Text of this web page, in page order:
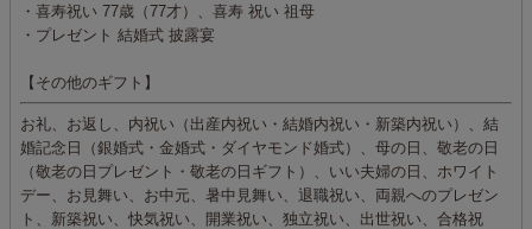
・喜寿祝い 77歳（77才）、喜寿 祝い 祖母
・プレゼント 結婚式 披露宴
【その他のギフト】
お礼、お返し、内祝い（出産内祝い・結婚内祝い・新築内祝い）、結
婚記念日（銀婚式・金婚式・ダイヤモンド婚式）、母の日、敬老の日
（敬老の日プレゼント・敬老の日ギフト）、いい夫婦の日、ホワイト
デー、お見舞い、お中元、暑中見舞い、退職祝い、両親へのプレゼン
ト、新築祝い、快気祝い、開業祝い、独立祝い、出世祝い、合格祝